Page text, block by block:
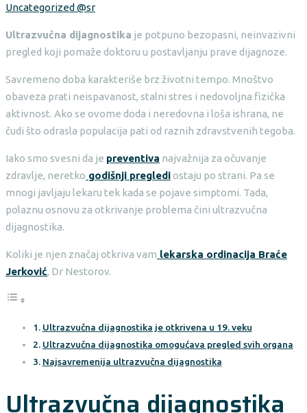
Categories
Uncategorized @sr
Ultrazvučna dijagnostika je potpuno bezopasni, neinvazivni
pregled koji pomaže doktoru u postavljanju prave dijagnoze.
Savremeno doba karakteriše brz životni tempo. Mnoštvo
obaveza prati neispavanost, stalni stres i nedovoljna fizička
aktivnost. Ako se ovome doda i neredovna i loša ishrana, ne
čudi što odrasla populacija pati od raznih zdravstvenih tegoba.
Iako smo svesni da je preventiva najvažnija za očuvanje
zdravlje, neretko godišnji preglediostaju po strani. Pa se
mnogi javljaju lekaru tek kada se pojave simptomi. Tada,
polaznu osnovu za otkrivanje problema čini ultrazvučna
dijagnostika.
Koliki je njen značaj otkriva vam lekarska ordinacija Braće
Jerković, Dr Nestorov.
Ultrazvučna dijagnostika je otkrivena u 19. veku
Ultrazvučna dijagnostika omogućava pregled svih organa
Najsavremenija ultrazvučna dijagnostika
Ultrazvučna dijagnostika